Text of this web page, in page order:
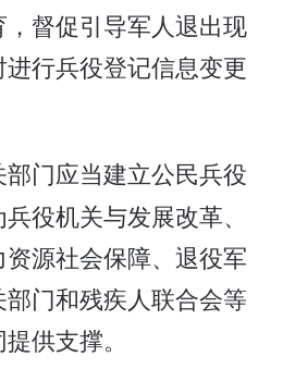
督促引导军人退出现
行兵役登记信息变更
门应当建立公民兵役
役机关与发展改革、
源社会保障、退役军
门和残疾人联合会等
供支撑。